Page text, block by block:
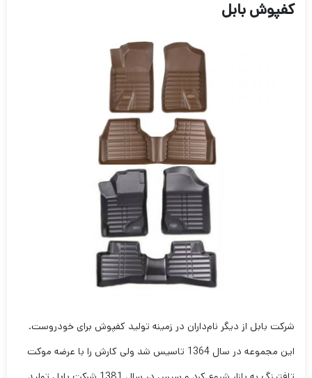
کفپوش بابل
شرکت بابل از دیگر نام‌داران در زمینه تولید کفپوش برای خودروست.
این مجموعه در سال 1364 تاسیس شد ولی کارش را با عرضه موکت